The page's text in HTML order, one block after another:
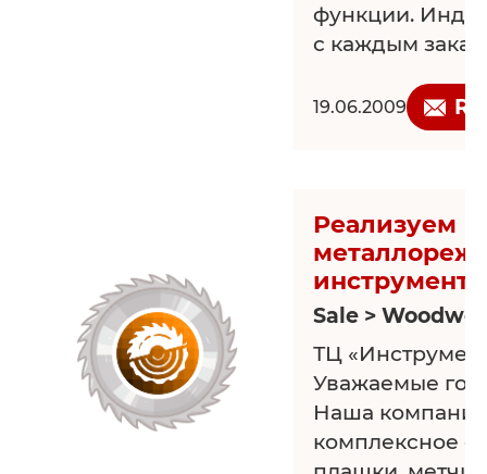
функции.
с каждым
19.06.2009
Реализуем
Sale >
ТЦ
Уважаемые
Наша
комплексное